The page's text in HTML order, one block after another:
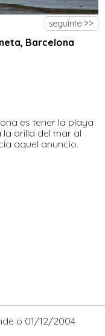
seguinte >>
Barcelona
es tener la playa
orilla del mar al
aquel anuncio.
o 01/12/2004